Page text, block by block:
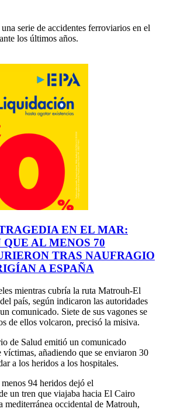
serie de accidentes ferroviarios en el
los últimos años.
EN EL MAR:
AL MENOS 70
TRAS NAUFRAGIO
A ESPAÑA
mientras cubría la ruta Matrouh-El
país, según indicaron las autoridades
comunicado. Siete de sus vagones se
de ellos volcaron, precisó la misiva.
de Salud emitió un comunicado
añadiendo que se enviaron 30
a los heridos a los hospitales.
94 heridos dejó el
un tren que viajaba hacia El Cairo
mediterránea occidental de Matrouh,